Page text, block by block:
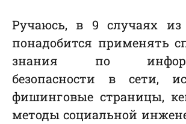
Ручаюсь, в 9 случаях
понадобится применять
знания по
безопасности в сети,
фишинговые страницы,
методы социальной